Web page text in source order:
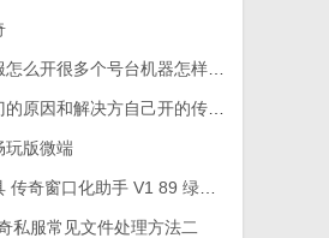
个号台机器怎样能开多个号啊 有办法多开吗
和解决方自己开的传奇私服登不进去法
玩版微端
奇窗口化助手 V1 89 绿色版
私服常见文件处理方法二